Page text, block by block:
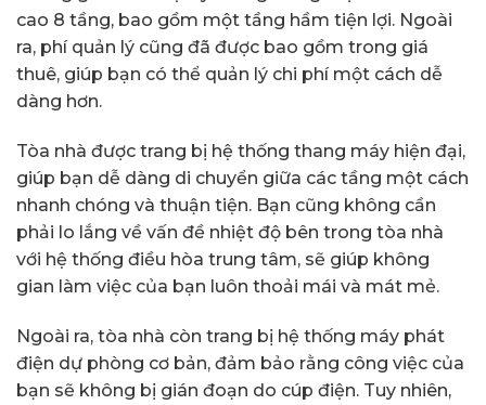
cao 8 tầng, bao gồm một tầng hầm tiện lợi. Ngoài
ra, phí quản lý cũng đã được bao gồm trong giá
thuê, giúp bạn có thể quản lý chi phí một cách dễ
dàng hơn.
Tòa nhà được trang bị hệ thống thang máy hiện đại,
giúp bạn dễ dàng di chuyển giữa các tầng một cách
nhanh chóng và thuận tiện. Bạn cũng không cần
phải lo lắng về vấn đề nhiệt độ bên trong tòa nhà
với hệ thống điều hòa trung tâm, sẽ giúp không
gian làm việc của bạn luôn thoải mái và mát mẻ.
Ngoài ra, tòa nhà còn trang bị hệ thống máy phát
điện dự phòng cơ bản, đảm bảo rằng công việc của
bạn sẽ không bị gián đoạn do cúp điện. Tuy nhiên,